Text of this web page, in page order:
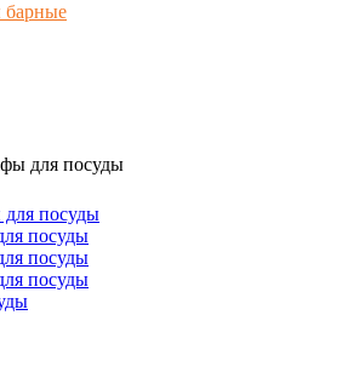
барные
для посуды
посуды
посуды
посуды
посуды